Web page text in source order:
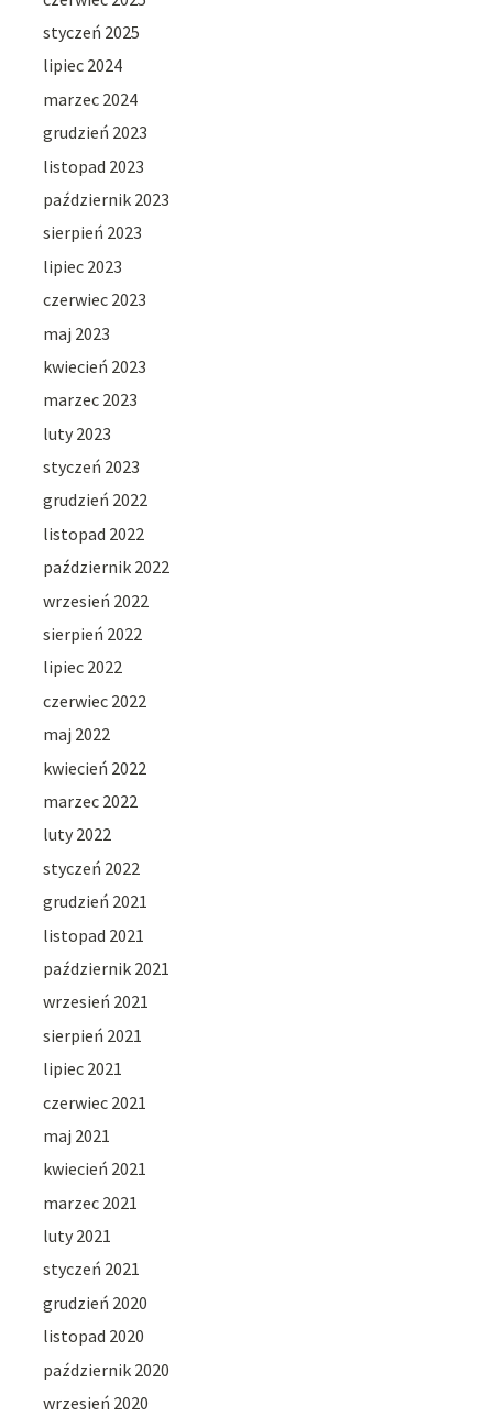
styczeń 2025
lipiec 2024
marzec 2024
grudzień 2023
listopad 2023
październik 2023
sierpień 2023
lipiec 2023
czerwiec 2023
maj 2023
kwiecień 2023
marzec 2023
luty 2023
styczeń 2023
grudzień 2022
listopad 2022
październik 2022
wrzesień 2022
sierpień 2022
lipiec 2022
czerwiec 2022
maj 2022
kwiecień 2022
marzec 2022
luty 2022
styczeń 2022
grudzień 2021
listopad 2021
październik 2021
wrzesień 2021
sierpień 2021
lipiec 2021
czerwiec 2021
maj 2021
kwiecień 2021
marzec 2021
luty 2021
styczeń 2021
grudzień 2020
listopad 2020
październik 2020
wrzesień 2020